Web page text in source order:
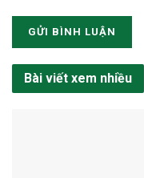
Bài viết xem nhiều